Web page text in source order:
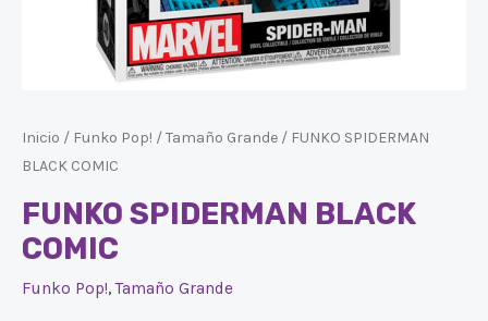
Inicio / Funko Pop! /Tamaño Grande / FUNKO SPIDERMAN
BLACK COMIC
FUNKO SPIDERMAN BLACK
COMIC
Funko Pop!,Tamaño Grande